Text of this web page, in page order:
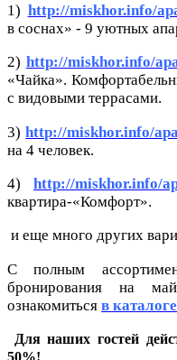
1) http://miskhor.info/
в соснах» - 9 уютных
2) http://miskhor.info/
«Чайка».
с видовыми террасами.
3)http://miskhor.info/
на 4 человек.
4) http://miskhor.info/
квартира-«Комфорт».
и еще много других
С полным
бронирования на
ознакомиться в каталоге
Для наших гостей
50%!